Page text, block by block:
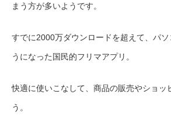
まう方が多いようです。
すでに2000万ダウンロードを超えて、パ
うになった国民的フリマアプリ。
快適に使いこなして、商品の販売やショッ
う。